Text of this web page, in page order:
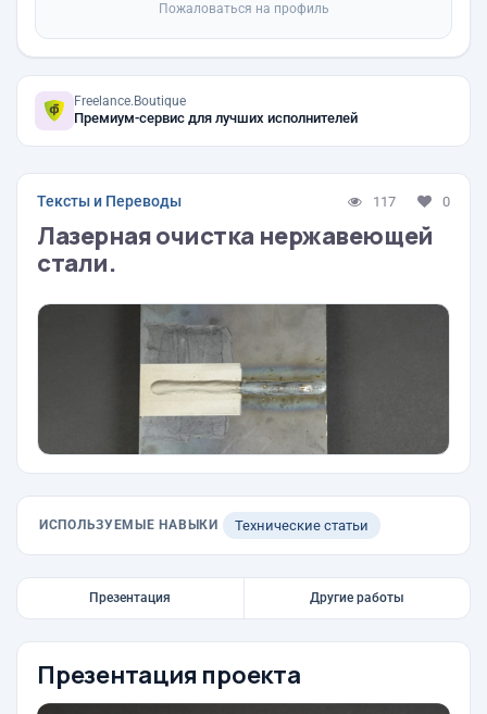
Пожаловаться на профиль
Freelance.Boutique
Премиум-сервис для лучших исполнителей
Тексты и Переводы 117 0
Лазерная очистка нержавеющей
стали.
ИСПОЛЬЗУЕМЫЕ НАВЫКИ Технические статьи
Презентация Другие работы
Презентация проекта